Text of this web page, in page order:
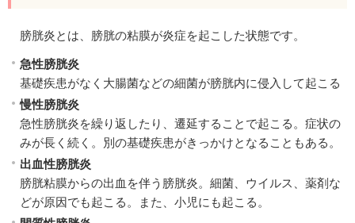
膀胱炎とは、膀胱の粘膜が炎症を起こした状態です。
急性膀胱炎
基礎疾患がなく大腸菌などの細菌が膀胱内に侵入して起こる
慢性膀胱炎
急性膀胱炎を繰り返したり、遷延することで起こる。症状の
みが長く続く。別の基礎疾患がきっかけとなることもある。
出血性膀胱炎
膀胱粘膜からの出血を伴う膀胱炎。細菌、ウイルス、薬剤な
どが原因でも起こる。また、小児にも起こる。